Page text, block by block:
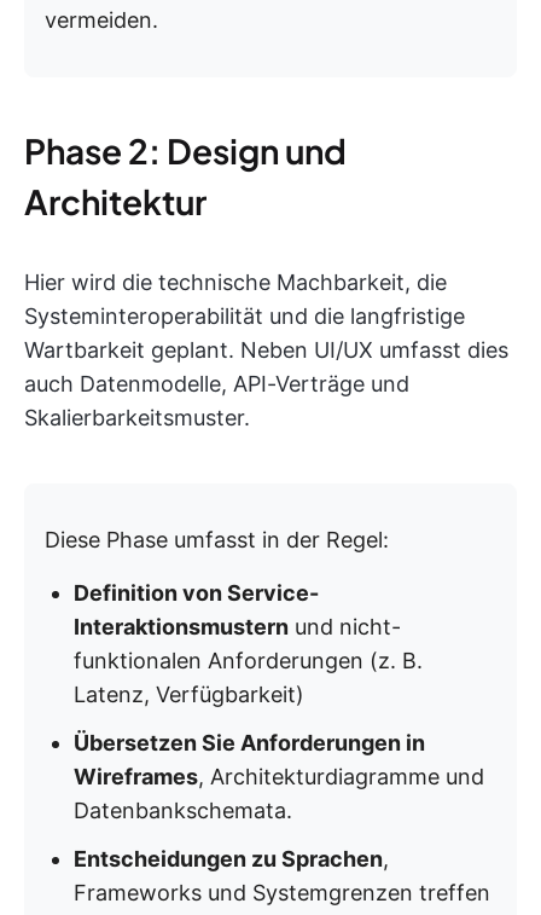
vermeiden.
Phase 2: Design und
Architektur
Hier wird die technische Machbarkeit, die
Systeminteroperabilität und die langfristige
Wartbarkeit geplant. Neben UI/UX umfasst dies
auch Datenmodelle, API-Verträge und
Skalierbarkeitsmuster.
Diese Phase umfasst in der Regel:
Definition von Service-
Interaktionsmustern und nicht-
funktionalen Anforderungen (z. B.
Latenz, Verfügbarkeit)
Übersetzen Sie Anforderungen in
Wireframes, Architekturdiagramme und
Datenbankschemata.
Entscheidungen zu Sprachen,
Frameworks und Systemgrenzen treffen